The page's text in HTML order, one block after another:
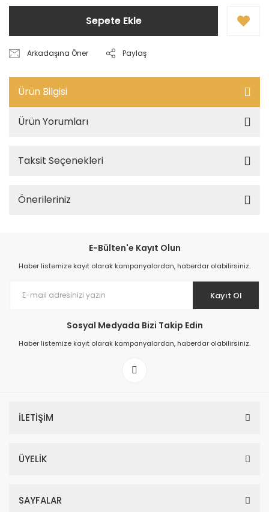
Sepete Ekle
Arkadaşına Öner Paylaş
Ürün Bilgisi
Ürün Yorumları
Taksit Seçenekleri
Önerileriniz
E-Bülten'e Kayıt Olun
Haber listemize kayıt olarak kampanyalardan, haberdar olabilirsiniz.
Kayıt Ol
Sosyal Medyada Bizi Takip Edin
Haber listemize kayıt olarak kampanyalardan, haberdar olabilirsiniz.
İLETİŞİM
ÜYELİK
SAYFALAR